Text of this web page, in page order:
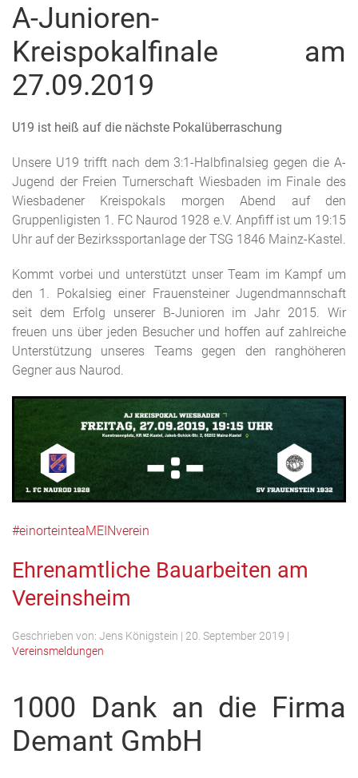
A-Junioren-
Kreispokalfinale am
27.09.2019
U19 ist heiß auf die nächste Pokalüberraschung
Unsere U19 trifft nach dem 3:1-Halbfinalsieg gegen die A-
Jugend der Freien Turnerschaft Wiesbaden im Finale des
Wiesbadener Kreispokals morgen Abend auf den
Gruppenligisten 1. FC Naurod 1928 e.V. Anpfiff ist um 19:15
Uhr auf der Bezirkssportanlage der TSG 1846 Mainz-Kastel.
Kommt vorbei und unterstützt unser Team im Kampf um
den 1. Pokalsieg einer Frauensteiner Jugendmannschaft
seit dem Erfolg unserer B-Junioren im Jahr 2015. Wir
freuen uns über jeden Besucher und hoffen auf zahlreiche
Unterstützung unseres Teams gegen den ranghöheren
Gegner aus Naurod.
#einorteinteaMEINverein
Ehrenamtliche Bauarbeiten am
Vereinsheim
Geschrieben von: Jens Königstein | 20. September 2019 |
Vereinsmeldungen
1000 Dank an die Firma
Demant GmbH